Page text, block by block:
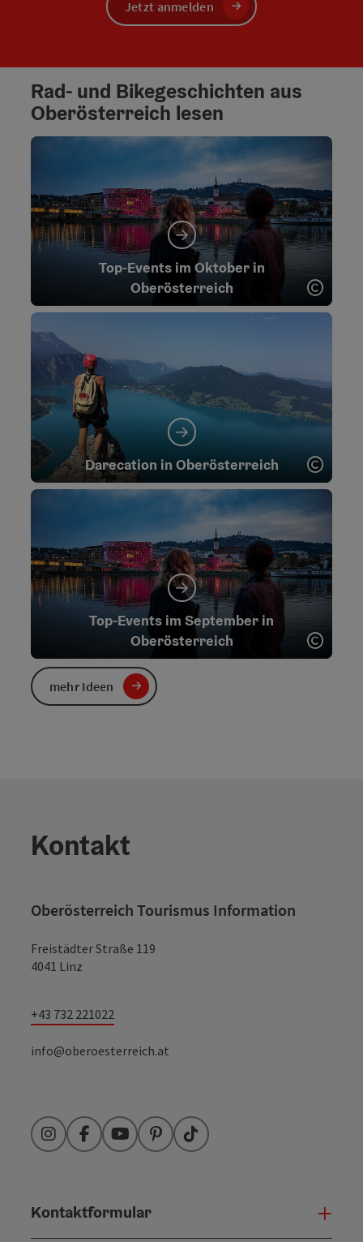
Jetzt anmelden
Rad- und Bikegeschichten aus
Oberösterreich lesen
Top-Events im Oktober in
Oberösterreich
Darecation in Oberösterreich
Top-Events im September in
Oberösterreich
mehr Ideen
Kontakt
Oberösterreich Tourismus Information
Freistädter Straße 119
4041 Linz
+43 732 221022
info@oberoesterreich.at
InstagramFacebookYouTubePinterest
TikTok
Kontaktformular